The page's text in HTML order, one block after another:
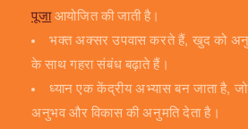
पूजाआयोजित की जाती है।
भक्त अक्सर उपवास करते हैं, खुद को
के साथ गहरा संबंध बढ़ाते हैं।
ध्यान एक केंद्रीय अभ्यास बन जाता है, जो
अनुभव और विकास की अनुमति देता है।